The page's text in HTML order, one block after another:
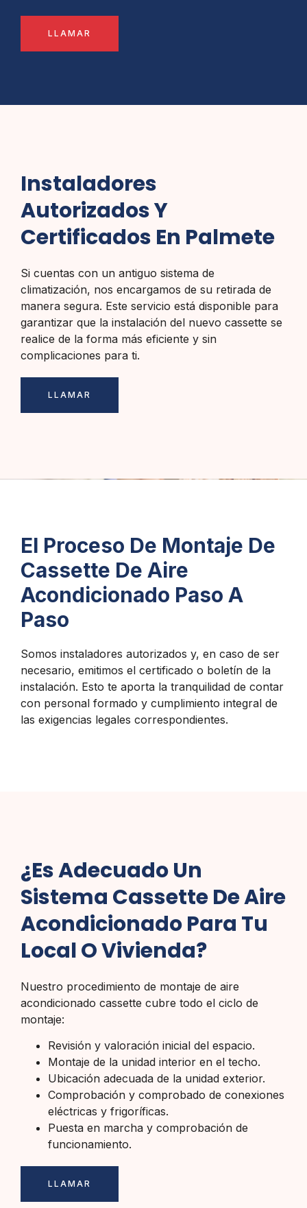
LLAMAR
Instaladores
Autorizados Y
Certificados En Palmete
Si cuentas con un antiguo sistema de
climatización, nos encargamos de su retirada de
manera segura. Este servicio está disponible para
garantizar que la instalación del nuevo cassette se
realice de la forma más eficiente y sin
complicaciones para ti.
LLAMAR
El Proceso De Montaje De
Cassette De Aire
Acondicionado Paso A
Paso
Somos instaladores autorizados y, en caso de ser
necesario, emitimos el certificado o boletín de la
instalación. Esto te aporta la tranquilidad de contar
con personal formado y cumplimiento integral de
las exigencias legales correspondientes.
¿Es Adecuado Un
Sistema Cassette De Aire
Acondicionado Para Tu
Local O Vivienda?
Nuestro procedimiento de montaje de aire
acondicionado cassette cubre todo el ciclo de
montaje:
Revisión y valoración inicial del espacio.
Montaje de la unidad interior en el techo.
Ubicación adecuada de la unidad exterior.
Comprobación y comprobado de conexiones
eléctricas y frigoríficas.
Puesta en marcha y comprobación de
funcionamiento.
LLAMAR